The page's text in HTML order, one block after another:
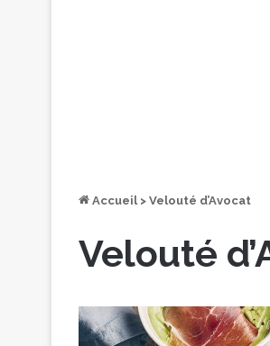
Accueil > Velouté d’Avocat
Velouté